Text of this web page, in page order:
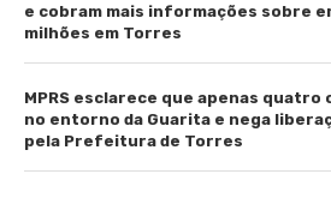
e cobram mais informações sobre
milhões em Torres
MPRS esclarece que apenas
no entorno da Guarita e nega
pela Prefeitura de Torres